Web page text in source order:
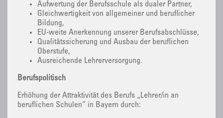
Aufwertung der Berufsschule als dualer Partner,
Gleichwertigkeit von allgemeiner und beruflicher
Bildung,
EU-weite Anerkennung unserer Berufsabschlüsse,
Qualitätssicherung und Ausbau der beruflichen
Oberstufe,
Ausreichende Lehrerversorgung.
Berufspolitisch
Erhöhung der Attraktivität des Berufs „Lehrer/in an
beruflichen Schulen“ in Bayern durch: